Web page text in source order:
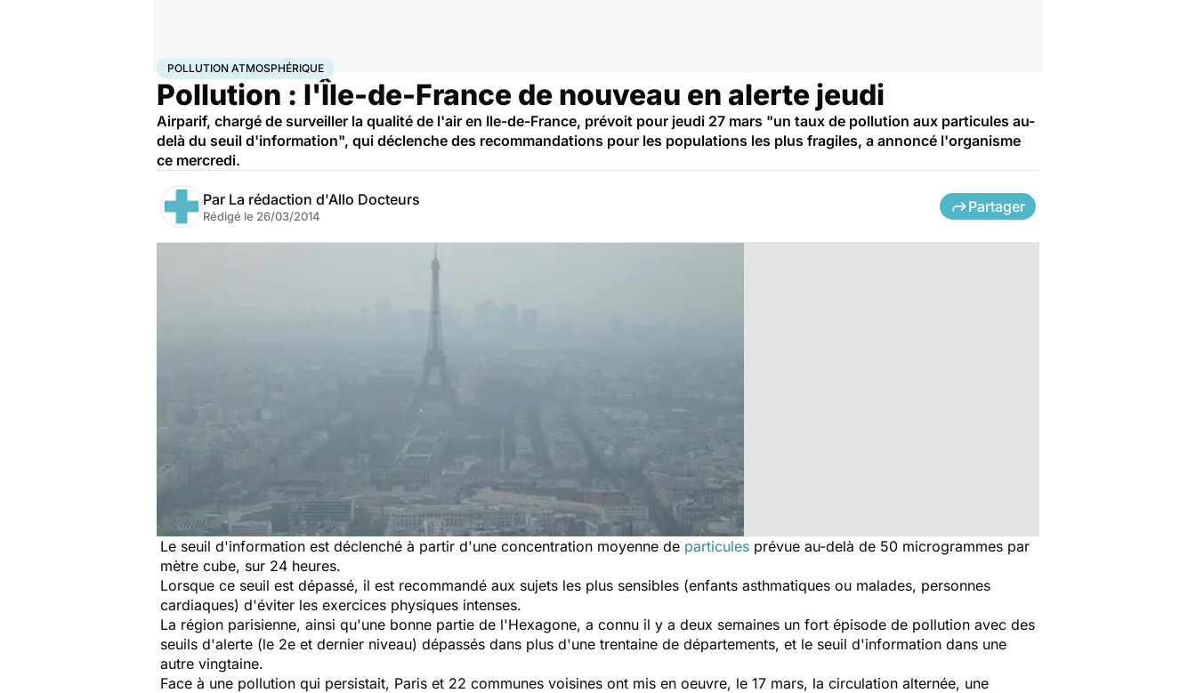
Accueil SantéPollution atmosphérique
POLLUTION ATMOSPHÉRIQUE
Pollution : l'Île-de-France de nouveau en alerte jeudi
Airparif, chargé de surveiller la qualité de l'air en Ile-de-France, prévoit pour jeudi 27 mars "un taux de pollution aux particules au-
delà du seuil d'information", qui déclenche des recommandations pour les populations les plus fragiles, a annoncé l'organisme
ce mercredi.
Par La rédaction d'Allo Docteurs
Rédigé le 26/03/2014
Partager
Le seuil d'information est déclenché à partir d'une concentration moyenne de particules prévue au-delà de 50 microgrammes par
mètre cube, sur 24 heures.
Lorsque ce seuil est dépassé, il est recommandé aux sujets les plus sensibles (enfants asthmatiques ou malades, personnes
cardiaques) d'éviter les exercices physiques intenses.
La région parisienne, ainsi qu'une bonne partie de l'Hexagone, a connu il y a deux semaines un fort épisode de pollution avec des
seuils d'alerte (le 2e et dernier niveau) dépassés dans plus d'une trentaine de départements, et le seuil d'information dans une
autre vingtaine.
Face à une pollution qui persistait, Paris et 22 communes voisines ont mis en oeuvre, le 17 mars, la circulation alternée, une